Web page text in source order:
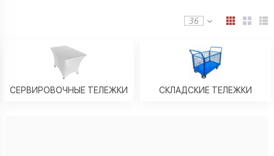
36
СЕРВИРОВОЧНЫЕ ТЕЛЕЖКИ СКЛАДСКИЕ ТЕЛЕЖКИ